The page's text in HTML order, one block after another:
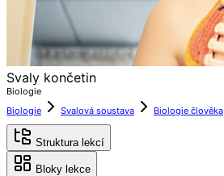
Svaly končetin
Biologie
Biologie
Svalová soustava Biologie člověka
Struktura lekcí
Bloky lekce